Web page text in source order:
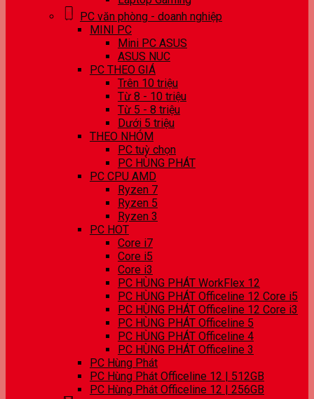
PC văn phòng - doanh nghiệp
MINI PC
Mini PC ASUS
ASUS NUC
PC THEO GIÁ
Trên 10 triệu
Từ 8 - 10 triệu
Từ 5 - 8 triệu
Dưới 5 triệu
THEO NHÓM
PC tuỳ chọn
PC HÙNG PHÁT
PC CPU AMD
Ryzen 7
Ryzen 5
Ryzen 3
PC HOT
Core i7
Core i5
Core i3
PC HÙNG PHÁT WorkFlex 12
PC HÙNG PHÁT Officeline 12 Core i5
PC HÙNG PHÁT Officeline 12 Core i3
PC HÙNG PHÁT Officeline 5
PC HÙNG PHÁT Officeline 4
PC HÙNG PHÁT Officeline 3
PC Hùng Phát
PC Hùng Phát Officeline 12 | 512GB
PC Hùng Phát Officeline 12 | 256GB